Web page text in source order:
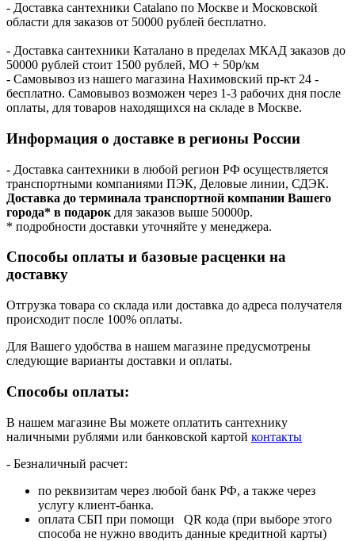
- Доставка сантехники Catalano по Москве и Московской
области для заказов от 50000 рублей бесплатно.
- Доставка сантехники Каталано в пределах МКАД заказов до
50000 рублей стоит 1500 рублей, МО + 50р/км
- Самовывоз из нашего магазина Нахимовский пр-кт 24 -
бесплатно. Самовывоз возможен через 1-3 рабочих дня после
оплаты, для товаров находящихся на складе в Москве.
Информация о доставке в регионы России
- Доставка сантехники в любой регион РФ осуществляется
транспортными компаниями ПЭК, Деловые линии, СДЭК.
Доставка до терминала транспортной компании Вашего
города* в подарок для заказов выше 50000р.
* подробности доставки уточняйте у менеджера.
Способы оплаты и базовые расценки на
доставку
Отгрузка товара со склада или доставка до адреса получателя
происходит после 100% оплаты.
Для Вашего удобства в нашем магазине предусмотрены
следующие варианты доставки и оплаты.
Способы оплаты:
В нашем магазине Вы можете оплатить сантехнику
наличными рублями или банковской картой контакты
- Безналичный расчет:
по реквизитам через любой банк РФ, а также через
услугу клиент-банка.
оплата СБП при помощи QR кода (при выборе этого
способа не нужно вводить данные кредитной карты)